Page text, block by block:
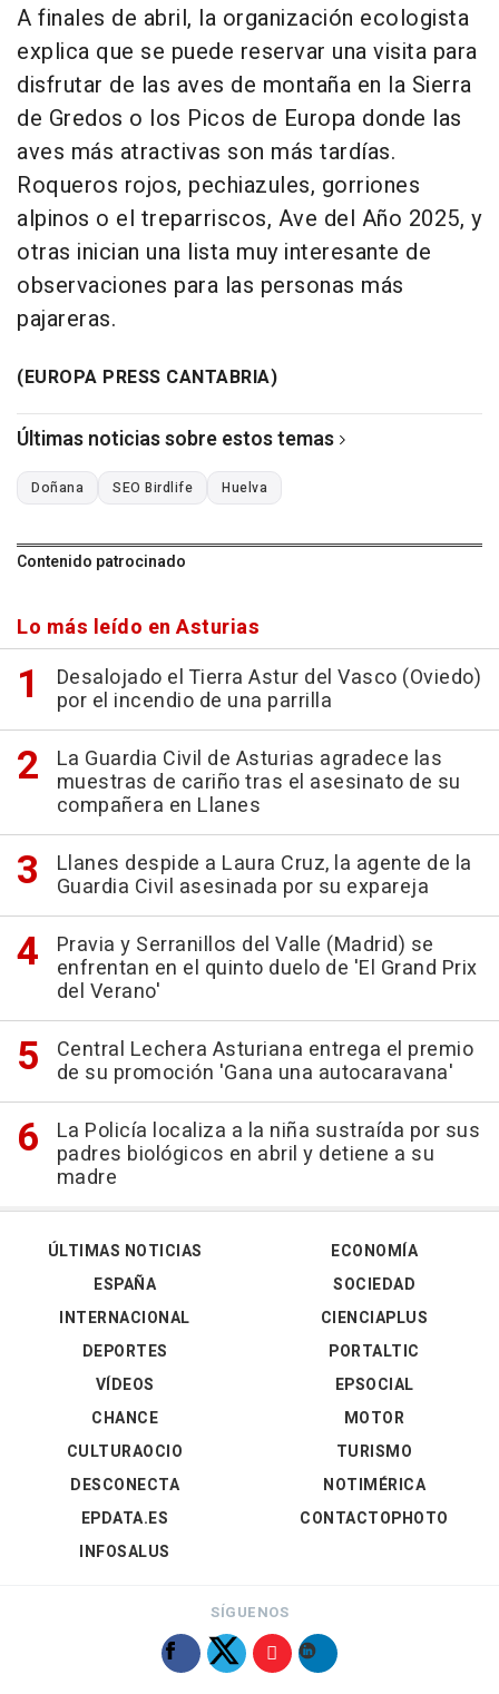
A finales de abril, la organización ecologista
explica que se puede reservar una visita para
disfrutar de las aves de montaña en la Sierra
de Gredos o los Picos de Europa donde las
aves más atractivas son más tardías.
Roqueros rojos, pechiazules, gorriones
alpinos o el treparriscos, Ave del Año 2025, y
otras inician una lista muy interesante de
observaciones para las personas más
pajareras.
(EUROPA PRESS CANTABRIA)
Últimas noticias sobre estos temas
Doñana SEO Birdlife Huelva
Contenido patrocinado
Lo más leído en Asturias
Desalojado el Tierra Astur del Vasco (Oviedo)
por el incendio de una parrilla
La Guardia Civil de Asturias agradece las
muestras de cariño tras el asesinato de su
compañera en Llanes
Llanes despide a Laura Cruz, la agente de la
Guardia Civil asesinada por su expareja
Pravia y Serranillos del Valle (Madrid) se
enfrentan en el quinto duelo de 'El Grand Prix
del Verano'
Central Lechera Asturiana entrega el premio
de su promoción 'Gana una autocaravana'
La Policía localiza a la niña sustraída por sus
padres biológicos en abril y detiene a su
madre
ÚLTIMAS NOTICIAS
ESPAÑA
INTERNACIONAL
DEPORTES
VÍDEOS
ECONOMÍA
SOCIEDAD
CIENCIAPLUS
PORTALTIC
EPSOCIAL
CHANCE
CULTURAOCIO
DESCONECTA
EPDATA.ES
INFOSALUS
MOTOR
TURISMO
NOTIMÉRICA
CONTACTOPHOTO
SÍGUENOS